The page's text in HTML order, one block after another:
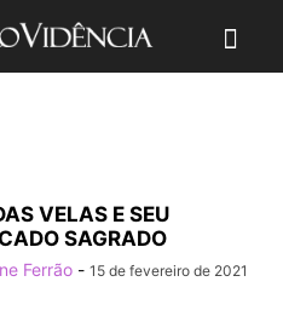
VELAS E SEU
SAGRADO
Ferrão - 15 de fevereiro de 2021